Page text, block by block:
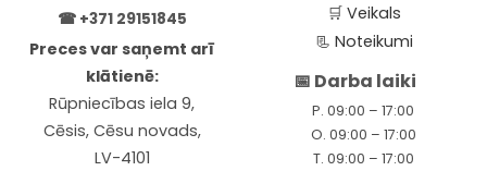
☎ +371 29151845
Preces var saņemt arī
klātienē:
Rūpniecības iela 9,
Cēsis, Cēsu novads,
LV-4101
🛒Veikals
📃Noteikumi
📅 Darba laiki
P. 09:00 – 17:00
O. 09:00 – 17:00
T. 09:00 – 17:00